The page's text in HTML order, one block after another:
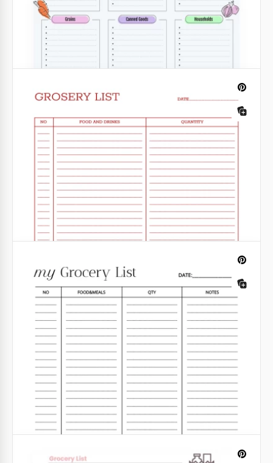
Lista mensual de compras
Hacer la compra de comestibles de manera más
inteligente y sencilla con nuestra Plantilla Mensual
de Lista de Comestibles. Dile adiós a las compras
impulsivas y hola a una cocina bien organizada.